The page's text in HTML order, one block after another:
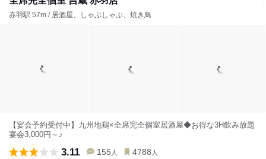
赤羽駅 57m / 居酒屋、しゃぶしゃぶ、焼き鳥
【宴会予約受付中】九州地鶏×全席完全個室居酒屋◆お得な3H飲み放題
宴会3,000円～♪
3.11 155 人 4788 人